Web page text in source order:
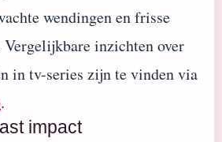
wendingen en frisse
inzichten over
in tv-series zijn te vinden via
.
impact